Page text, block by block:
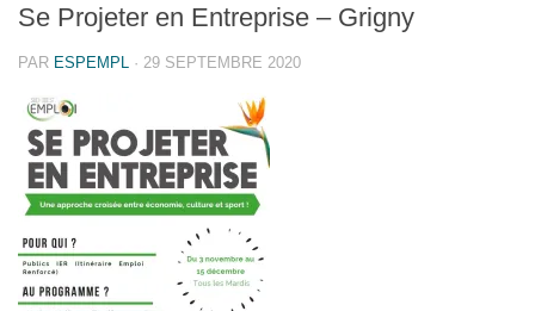
Se Projeter en Entreprise – Grigny
PAR ESPEMPL · 29 SEPTEMBRE 2020